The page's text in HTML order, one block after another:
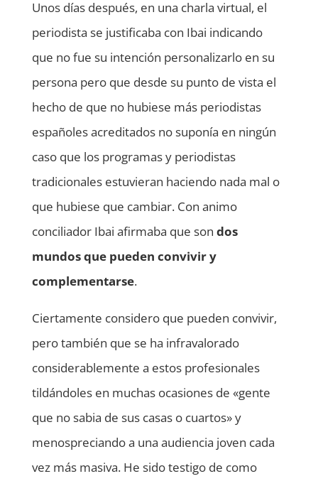
Unos días después, en una charla virtual, el
periodista se justificaba con Ibai indicando
que no fue su intención personalizarlo en su
persona pero que desde su punto de vista el
hecho de que no hubiese más periodistas
españoles acreditados no suponía en ningún
caso que los programas y periodistas
tradicionales estuvieran haciendo nada mal o
que hubiese que cambiar. Con animo
conciliador Ibai afirmaba que son dos
mundos que pueden convivir y
complementarse.
Ciertamente considero que pueden convivir,
pero también que se ha infravalorado
considerablemente a estos profesionales
tildándoles en muchas ocasiones de «gente
que no sabia de sus casas o cuartos» y
menospreciando a una audiencia joven cada
vez más masiva. He sido testigo de como